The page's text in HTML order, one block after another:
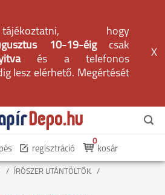
hogy
10-19-éig csak
és a telefonos
lesz elérhető. Megértését
X
regisztráció kosár
0
ÍRÓSZER UTÁNTÖLTŐK